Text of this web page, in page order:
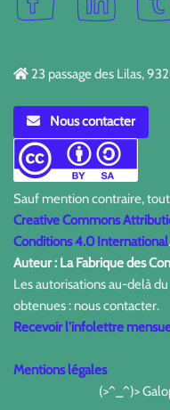
23 passage des Lilas,
Nous contacter
Sauf mention contraire,
Creative Commons
Conditions 4.0 International.
Auteur : La Fabrique des
Les autorisations au-delà
obtenues : nous contacter.
Recevoir l'infolettre
Mentions légales
(>^_^)>